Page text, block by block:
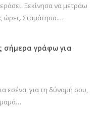
Ξεκίνησα να μετράω
ώρες. Σταμάτησα.…
σήμερα γράφω για
εσένα, για τη δύναμή σου,
μαμά…